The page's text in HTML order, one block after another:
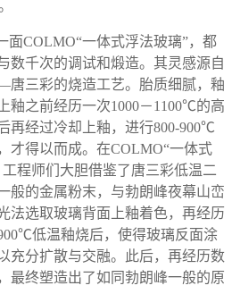
面COLMO“一体式浮法玻璃”，都
数千次的调试和煅造。其灵感源自
三彩的烧造工艺。胎质细腻，釉
釉之前经历一次1000－1100℃的高
经过冷却上釉，进行800-900℃
得以而成。在COLMO“一体式
程师们大胆借鉴了唐三彩低温二
般的金属粉末，与勃朗峰夜幕山峦
法选取玻璃背面上釉着色，再经历
低温釉烧后，使得玻璃反面涂
充分扩散与交融。此后，再经历数
最终塑造出了如同勃朗峰一般的原